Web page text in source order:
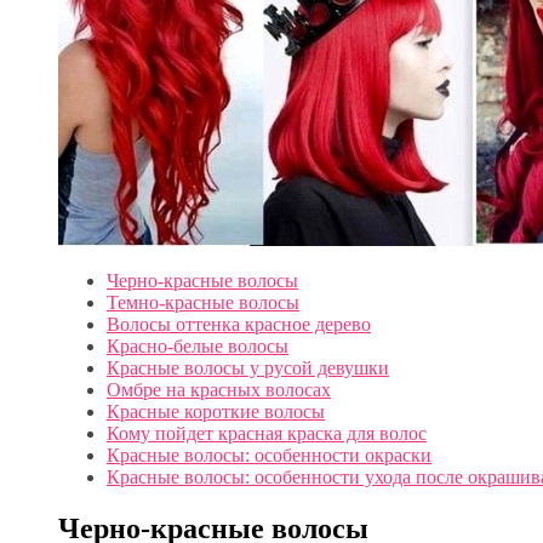
Черно-красные волосы
Темно-красные волосы
Волосы оттенка красное дерево
Красно-белые волосы
Красные волосы у русой девушки
Омбре на красных волосах
Красные короткие волосы
Кому пойдет красная краска для волос
Красные волосы: особенности окраски
Красные волосы: особенности ухода после
Черно-красные волосы